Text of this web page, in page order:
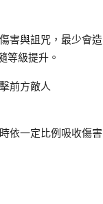
害與詛咒，最少會造
等級提升。
前方敵人
依一定比例吸收傷害